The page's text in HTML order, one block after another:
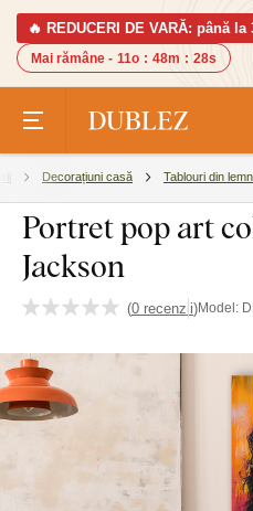
🔥 REDUCERI DE VARĂ: până la
Mai rămâne - 11o : 48m : 28s
Decorațiuni casă Tablouri din
Portret pop art
Jackson
(0 recenzii)Model: